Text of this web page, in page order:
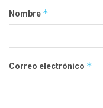
Nombre *
Correo electrónico *